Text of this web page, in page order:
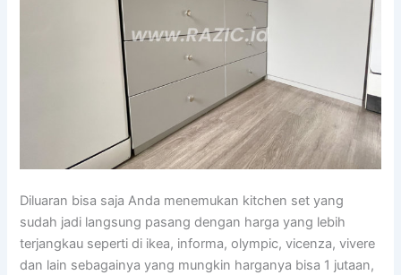
Diluaran bisa saja Anda menemukan kitchen set yang
sudah jadi langsung pasang dengan harga yang lebih
terjangkau seperti di ikea, informa, olympic, vicenza, vivere
dan lain sebagainya yang mungkin harganya bisa 1 jutaan,